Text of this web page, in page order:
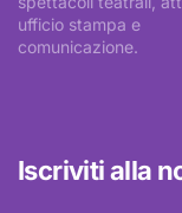
ufficio stampa e
comunicazione.
Iscriviti alla